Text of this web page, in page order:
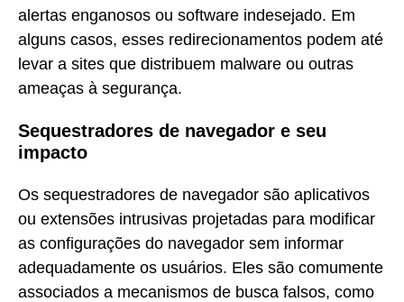
alertas enganosos ou software indesejado. Em
alguns casos, esses redirecionamentos podem até
levar a sites que distribuem malware ou outras
ameaças à segurança.
Sequestradores de navegador e seu
impacto
Os sequestradores de navegador são aplicativos
ou extensões intrusivas projetadas para modificar
as configurações do navegador sem informar
adequadamente os usuários. Eles são comumente
associados a mecanismos de busca falsos, como